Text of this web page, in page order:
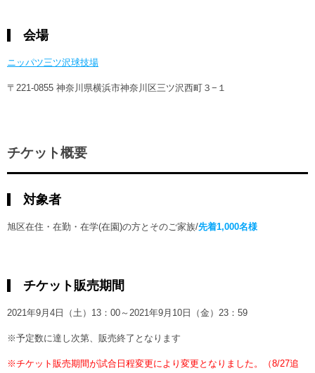
会場
ニッパツ三ツ沢球技場
〒221-0855 神奈川県横浜市神奈川区三ツ沢西町３−１
チケット概要
対象者
旭区在住・在勤・在学(在園)の方とそのご家族/先着1,000名様
チケット販売期間
2021年9月4日（土）13：00～2021年9月10日（金）23：59
※予定数に達し次第、販売終了となります
※チケット販売期間が試合日程変更により変更となりました。（8/27追